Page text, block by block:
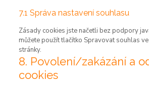
7.1 Správa nastavení souhlasu
Zásady cookies jste načetli bez podpory
můžete použít tlačítko Spravovat souhlas
stránky.
8. Povolení/zakázání a
cookies